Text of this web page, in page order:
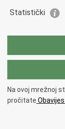
Europska komisija
Taxation and
Copyright © 2026
korištenja.
Statistički
Na ovoj mrežnoj
pročitate